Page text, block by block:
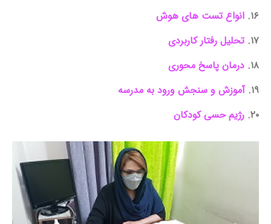
۱۶. انواع تست های هوش
۱۷. تحلیل رفتار کاربردی
۱۸. درمان پاسخ محوری
۱۹. آموزش و سنجش ورود به مدرسه
۲۰. رژیم حسی کودکان